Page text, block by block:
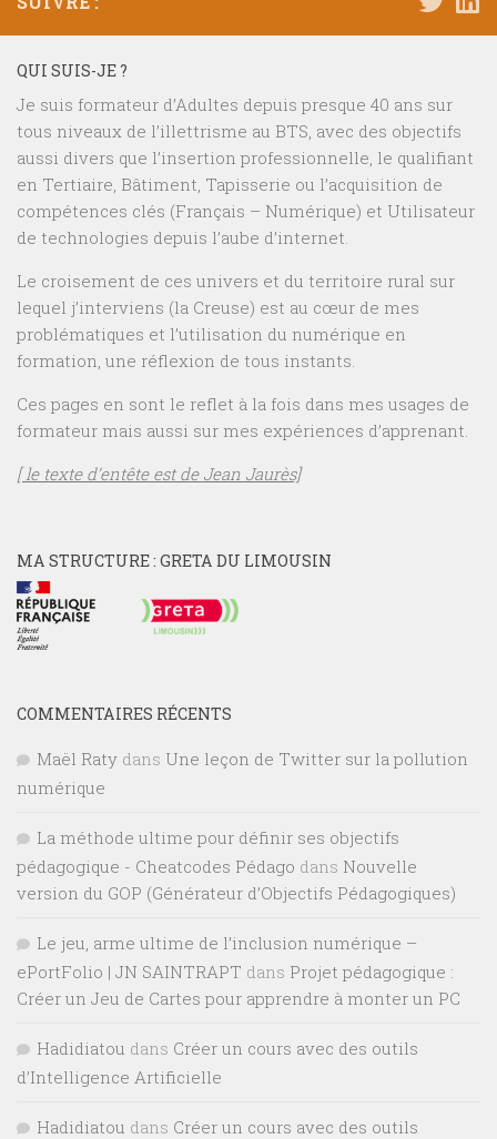
QUI SUIS-JE ?
Je suis formateur d’Adultes depuis presque 40 ans sur
tous niveaux de l’illettrisme au BTS, avec des objectifs
aussi divers que l’insertion professionnelle, le qualifiant
en Tertiaire, Bâtiment, Tapisserie ou l’acquisition de
compétences clés (Français – Numérique) et Utilisateur
de technologies depuis l’aube d’internet.
Le croisement de ces univers et du territoire rural sur
lequel j’interviens (la Creuse) est au cœur de mes
problématiques et l’utilisation du numérique en
formation, une réflexion de tous instants.
Ces pages en sont le reflet à la fois dans mes usages de
formateur mais aussi sur mes expériences d’apprenant.
[ le texte d’entête est de Jean Jaurès]
MA STRUCTURE : GRETA DU LIMOUSIN
COMMENTAIRES RÉCENTS
Maël Raty dans Une leçon de Twitter sur la pollution
numérique
La méthode ultime pour définir ses objectifs
pédagogique - Cheatcodes Pédago dans Nouvelle
version du GOP (Générateur d’Objectifs Pédagogiques)
Le jeu, arme ultime de l’inclusion numérique –
ePortFolio | JN SAINTRAPT dans Projet pédagogique :
Créer un Jeu de Cartes pour apprendre à monter un PC
Hadidiatou dans Créer un cours avec des outils
d’Intelligence Artificielle
Hadidiatou dans Créer un cours avec des outils